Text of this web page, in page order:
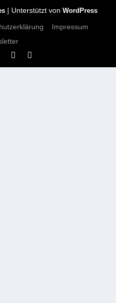
| Unterstützt von WordPress
Impressum